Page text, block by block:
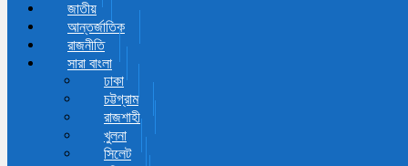
জাতীয়
আন্তর্জাতিক
রাজনীতি
সারা বাংলা
ঢাকা
চট্টগ্রাম
রাজশাহী
খুলনা
সিলেট